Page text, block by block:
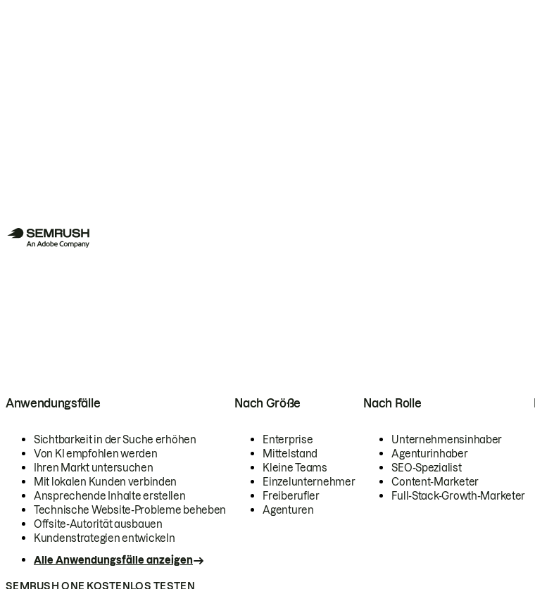
Anwendungsfälle
Sichtbarkeit in der Suche erhöhen
Von KI empfohlen werden
Ihren Markt untersuchen
Mit lokalen Kunden verbinden
Ansprechende Inhalte erstellen
Technische Website-Probleme beheben
Offsite-Autorität ausbauen
Kundenstrategien entwickeln
Alle Anwendungsfälle anzeigen
Nach Größe
Enterprise
Mittelstand
Kleine Teams
Einzelunternehmer
Freiberufler
Agenturen
Nach Rolle
Unternehmensinhaber
Agenturinhaber
SEO-Spezialist
Content-Marketer
Full-Stack-Growth-Marketer
SEMRUSH ONE KOSTENLOS TESTEN